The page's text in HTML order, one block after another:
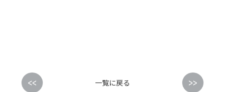
<< 一覧に戻る >>